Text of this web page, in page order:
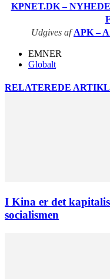
KPNET.DK –
Udgives afAPK –
EMNER
Globalt
RELATEREDE
I Kina er det
socialismen